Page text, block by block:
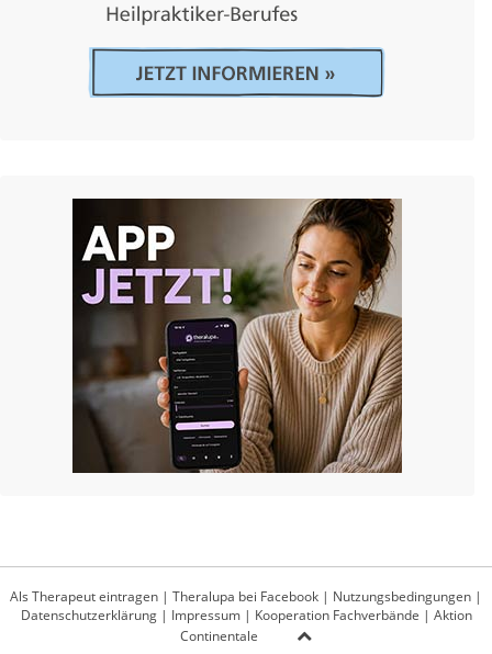
Als Therapeut eintragen | Theralupa bei Facebook | Nutzungsbedingungen |
Datenschutzerklärung| Impressum| Kooperation Fachverbände | Aktion
Continentale